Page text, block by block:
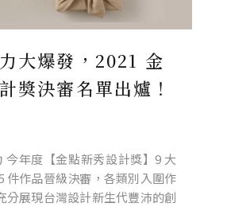
大爆發，2021 金
獎決審名單出爐！
今年度【金點新秀設計獎】9 大
件作品晉級決審，各類別入圍作
分展現台灣設計新生代豐沛的創